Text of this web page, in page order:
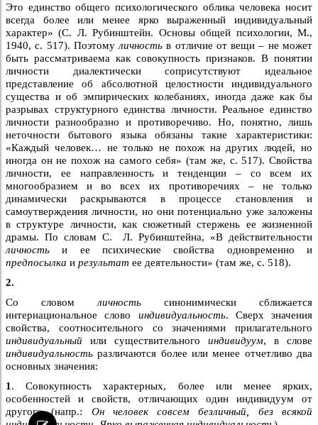
Это единство общего психологического облика человека носит
всегда более или менее ярко выраженный индивидуальный
характер» (С. Л. Рубинштейн. Основы общей психологии, М.,
1940, с. 517). Поэтомуличность в отличие от вещи – не может
быть рассматриваема как совокупность признаков. В понятии
личности диалектически соприсутствуют идеальное
представление об абсолютной целостности индивидуального
существа и об эмпирических колебаниях, иногда даже как бы
разрывах структурного единства личности. Реальное единство
личности разнообразно и противоречиво. Но, понятно, лишь
неточности бытового языка обязаны такие характеристики:
«Каждый человек… не только не похож на других людей, но
иногда он не похож на самого себя» (там же, с. 517). Свойства
личности, ее направленность и тенденции – со всем их
многообразием и во всех их противоречиях – не только
динамически раскрываются в процессе становления и
самоутверждения личности, но они потенциально уже заложены
в структуре личности, как сюжетный стержень ее жизненной
драмы. По словам С. Л. Рубинштейна, «В действительности
личность и ее психические свойства одновременно и
предпосылка и результат ее деятельности» (там же, с. 518).
2.
Со словом личность синонимически сближается
интернациональное слово индивидуальность. Сверх значения
свойства, соотносительного со значениями прилагательного
индивидуальный или существительного индивидуум, в слове
индивидуальность различаются более или менее отчетливо два
основных значения:
1 . Совокупность характерных, более или менее ярких,
особенностей и свойств, отличающих один индивидуум от
другого (напр.: Он человек совсем безличный, без всякой